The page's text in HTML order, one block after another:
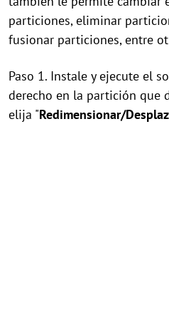
particiones, eliminar
fusionar particiones, entre
Paso 1. Instale y ejecute el
derecho en la partición que
elija "Redimensionar/